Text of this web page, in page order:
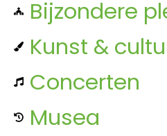
Bijzondere
Kunst &
Concerten
Musea